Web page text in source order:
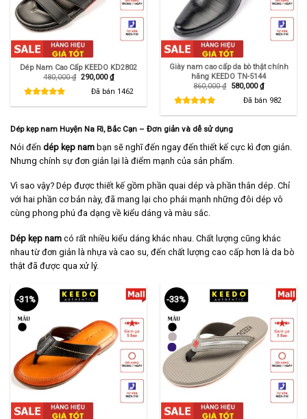
Dép Nam Cao Cấp KEEDO KD2802
480,000₫ Giá
290,000₫Giá
hiện
tại
Đã bán 1462
Giày nam cao cấp da bò thật chính
hãng KEEDO TN-5144
860,000₫ Giá
580,000₫Giá
hiện
tại
Đã bán 982
Dép kẹp nam Huyện Na Rì,Bắc Cạn – Đơn giản và dễ sử dụng
Nói đến dép kẹp nam bạn sẽ nghĩ đến ngay đến thiết kế cực kì đơn giản.
Nhưng chính sự đơn giản lại là điểm mạnh của sản phẩm.
Vì sao vậy? Dép được thiết kế gồm phần quai dép và phần thân dép. Chỉ
với hai phần cơ bản này, đã mang lại cho phái mạnh những đôi dép vô
cùng phong phú đa dạng về kiểu dáng và màu sắc.
Dép kẹp nam có rất nhiều kiểu dáng khác nhau. Chất lượng cũng khác
nhau từ đơn giản là nhựa và cao su, đến chất lượng cao cấp hơn là da bò
thật đã được qua xử lý.
-31% -33%